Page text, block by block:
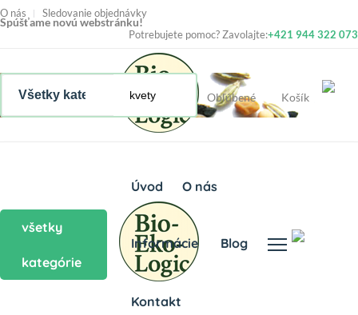
O nás Sledovanie objednávky
Spúšťame novú webstránku!
Potrebujete pomoc? Zavolajte:+421 944 322 073
Obľúbené Košík
všetky
kategórie
Úvod O nás
Informácie Blog
Kontakt